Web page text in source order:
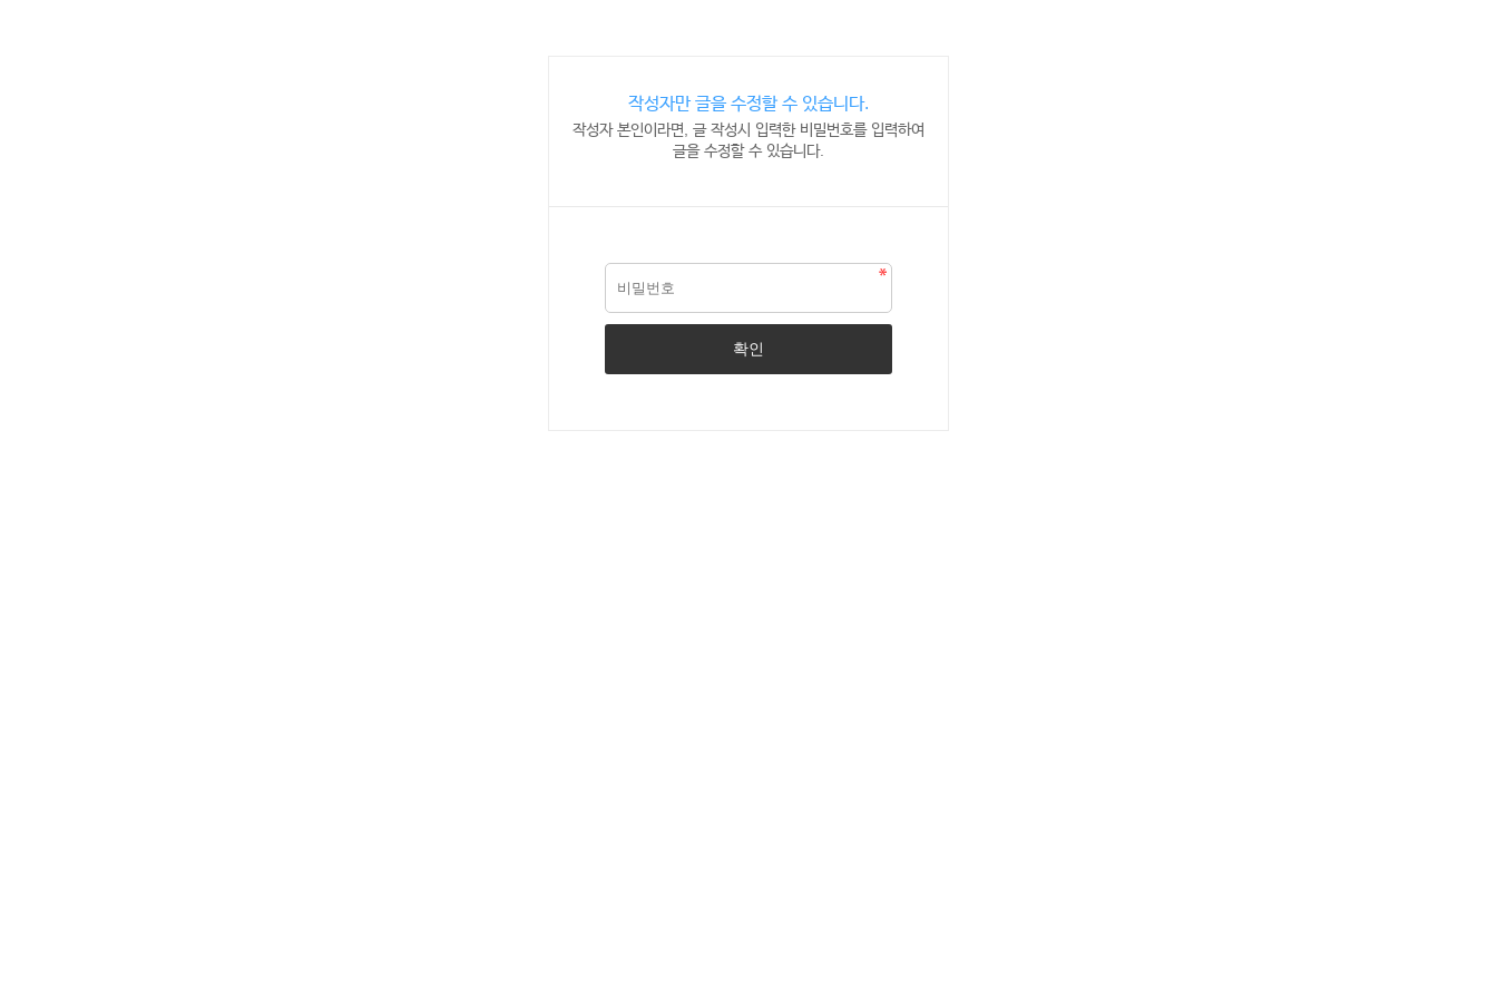
작성자만 글을 수정할 수 있습니다.
작성자 본인이라면, 글 작성시 입력한 비밀번호를 입력하여
글을 수정할 수 있습니다.